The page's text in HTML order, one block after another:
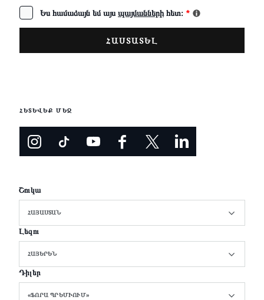
Ես համաձայն եմ այս պայմանների հետ։ *
ՀԵՏԵՎԵՔ ՄԵԶ
Շուկա
ՀԱՅԱՍՏԱՆ
Լեզու
ՀԱՅԵՐԵՆ
Դիլեր
«ՖՈՐԱ ՊՐԵՄԻՈՒՄ»